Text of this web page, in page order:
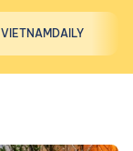
VIETNAMDAILY